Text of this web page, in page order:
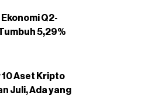
Q2-
5,29%
Aset Kripto
Juli, Ada yang